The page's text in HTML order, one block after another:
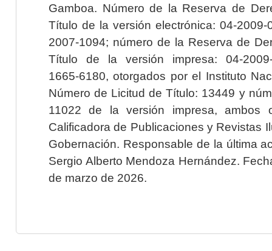
Gamboa. Número de la Reserva de
Título de la versión electrónica: 04-2009-
2007-1094; número de la Reserva de
Título de la versión impresa: 04-2009-
1665-6180, otorgados por el Instituto
Número de Licitud de Título: 13449 y
11022 de la versión impresa, ambos
Calificadora de Publicaciones y Revistas
Gobernación. Responsable de la última
Sergio Alberto Mendoza Hernández.
de marzo de 2026.